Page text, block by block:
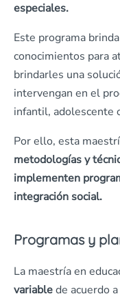
especiales.
Este programa
conocimientos para
brindarles una
intervengan en el
infantil, adolescente
Por ello, esta
metodologías y
implementen
integración social.
Programas y
La maestría en
variablede acuerdo